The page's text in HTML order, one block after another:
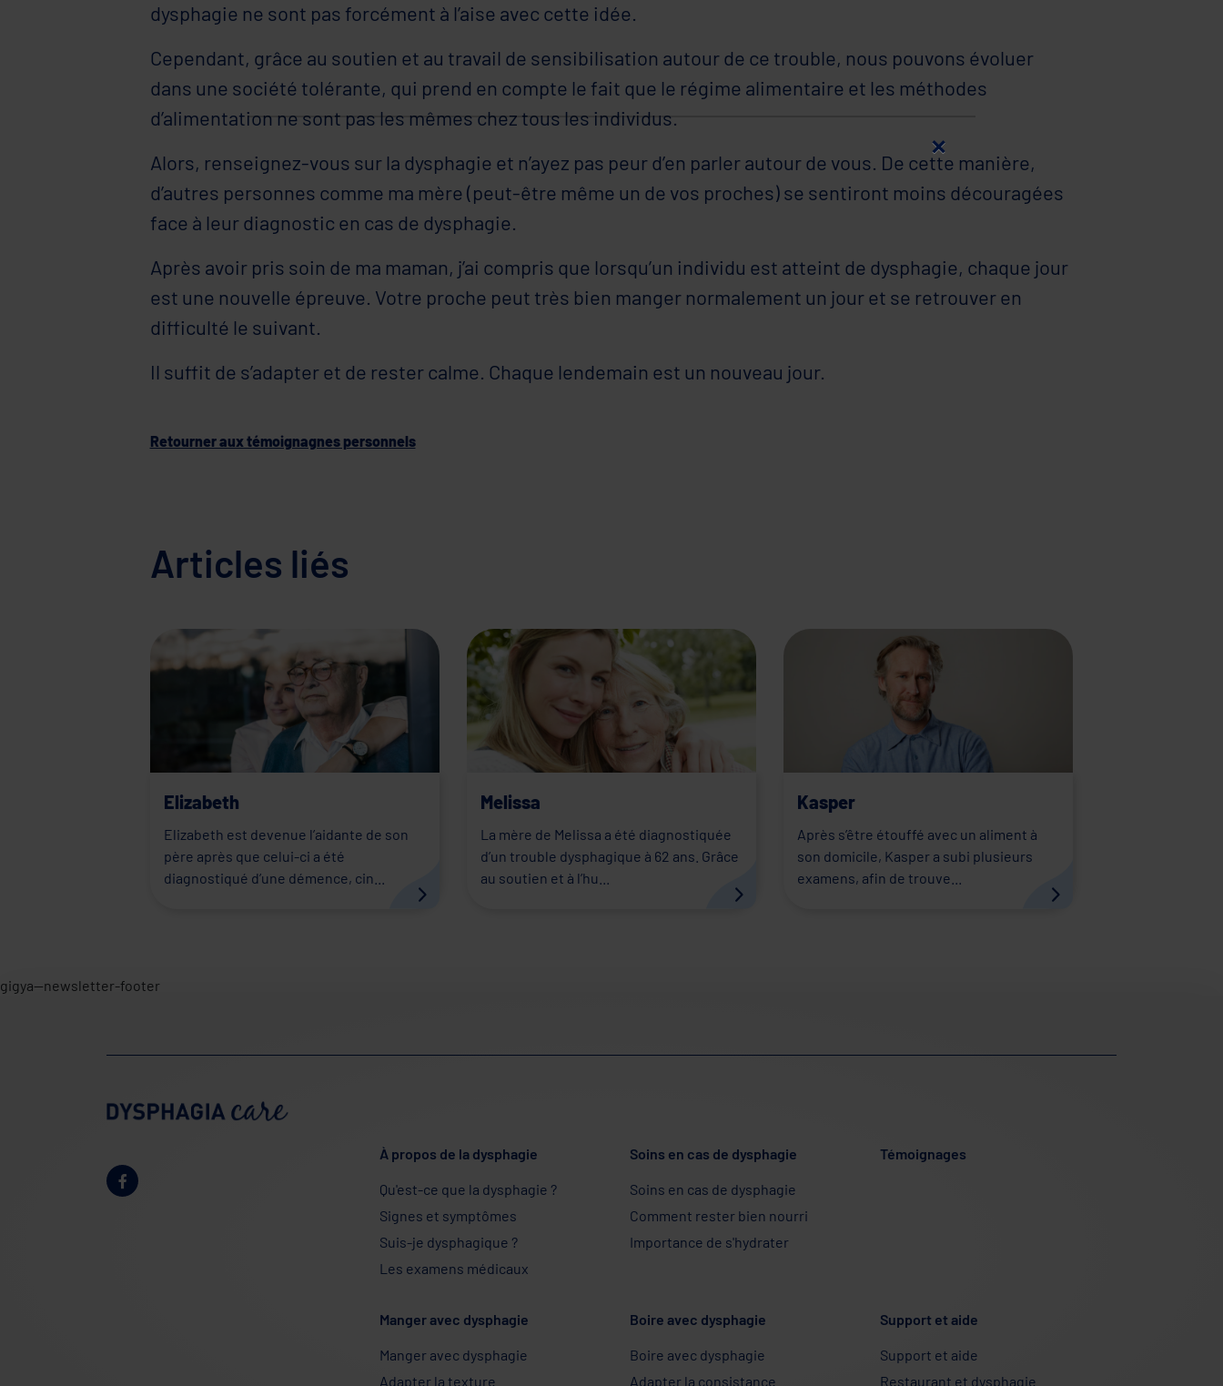
dysphagie ne sont pas forcément à l’aise avec cette idée.
Cependant, grâce au soutien et au travail de sensibilisation autour de ce trouble, nous pouvons évoluer
dans une société tolérante, qui prend en compte le fait que le régime alimentaire et les méthodes
d’alimentation ne sont pas les mêmes chez tous les individus.
Alors, renseignez-vous sur la dysphagie et n’ayez pas peur d’en parler autour de vous. De cette manière,
d’autres personnes comme ma mère (peut-être même un de vos proches) se sentiront moins découragées
face à leur diagnostic en cas de dysphagie.
Après avoir pris soin de ma maman, j’ai compris que lorsqu’un individu est atteint de dysphagie, chaque jour
est une nouvelle épreuve. Votre proche peut très bien manger normalement un jour et se retrouver en
difficulté le suivant.
Il suffit de s’adapter et de rester calme. Chaque lendemain est un nouveau jour.
Retourner aux témoignagnes personnels
Articles liés
Elizabeth
Elizabeth est devenue l’aidante de son
père après que celui-ci a été
diagnostiqué d’une démence, cin...
Melissa
La mère de Melissa a été diagnostiquée
d’un trouble dysphagique à 62 ans. Grâce
au soutien et à l’hu...
Kasper
Après s’être étouffé avec un aliment à
son domicile, Kasper a subi plusieurs
examens, afin de trouve...
gigya--newsletter-footer
À propos de la dysphagie
Qu'est-ce que la dysphagie ?
Signes et symptômes
Suis-je dysphagique ?
Les examens médicaux
Soins en cas de dysphagie
Soins en cas de dysphagie
Comment rester bien nourri
Importance de s'hydrater
Témoignages
Manger avec dysphagie
Manger avec dysphagie
Adapter la texture
Boire avec dysphagie
Boire avec dysphagie
Adapter la consistance
Support et aide
Support et aide
Restaurant et dysphagie
×